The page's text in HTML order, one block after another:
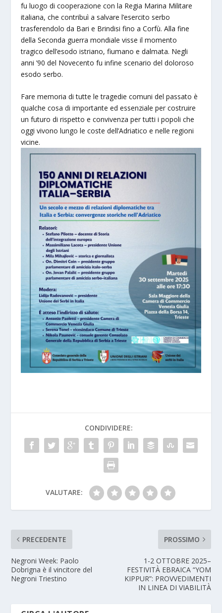
fu luogo di cooperazione con la Regia Marina Militare
italiana, che contribuì a salvare l’esercito serbo
trasferendolo da Bari e Brindisi fino a Corfù. Alla fine
della Seconda guerra mondiale visse il momento
tragico dell’esodo istriano, fiumano e dalmata. Negli
anni ’90 del Novecento fu infine scenario del doloroso
esodo serbo.
Fare memoria di tutte le tragedie comuni del passato è
qualche cosa di importante ed essenziale per costruire
un futuro di rispetto e convivenza per tutti i popoli che
oggi vivono lungo le coste dell’Adriatico e nelle regioni
vicine.
CONDIVIDERE:
VALUTARE:
PRECEDENTE
Negroni Week: Paolo
Dobrigna è il vincitore del
Negroni Triestino
PROSSIMO
1-2 OTTOBRE 2025–
FESTIVITÀ EBRAICA “YOM
KIPPUR”: PROVVEDIMENTI
IN LINEA DI VIABILITÀ